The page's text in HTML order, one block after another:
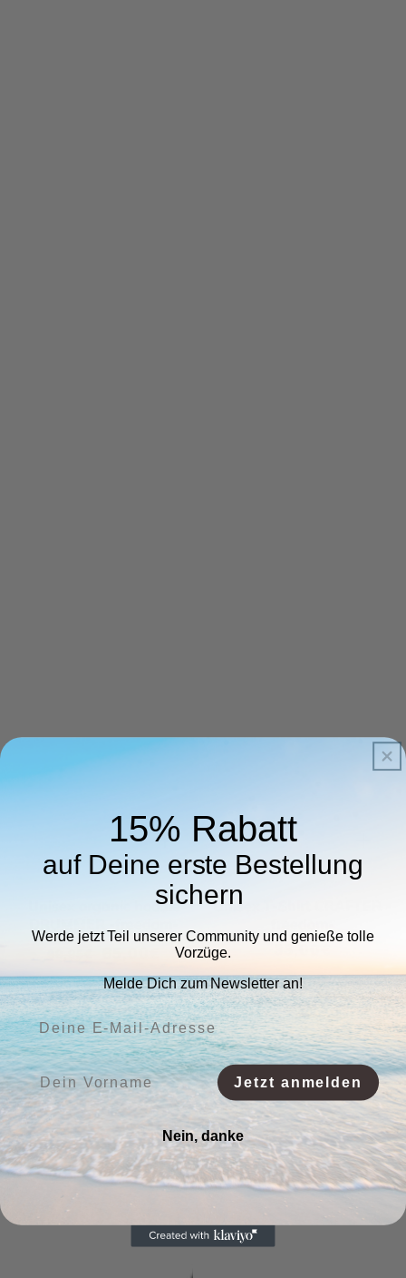
Unisex organic hoodie
price
price
+2
Unisex T-Shirt CRAFTER -
Regular
33,00€
+3
SALE
15% Rabatt
auf Deine erste Bestellung
sichern
Werde jetzt Teil unserer Community und genieße tolle
Vorzüge.
Melde Dich zum Newsletter an!
Deine E-Mail-Adresse:
Vorname:
Jetzt anmelden
Nein, danke